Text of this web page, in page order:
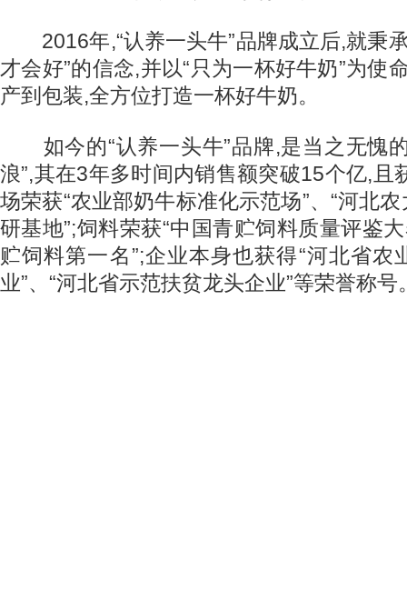
2016年,“认养一头牛”品牌成立后,就秉
才会好”的信念,并以“只为一杯好牛奶”为使
产到包装,全方位打造一杯好牛奶。
如今的“认养一头牛”品牌,是当之无愧
浪”,其在3年多时间内销售额突破15个亿,且
场荣获“农业部奶牛标准化示范场”、“河北
研基地”;饲料荣获“中国青贮饲料质量评鉴
贮饲料第一名”;企业本身也获得“河北省农
业”、“河北省示范扶贫龙头企业”等荣誉称号